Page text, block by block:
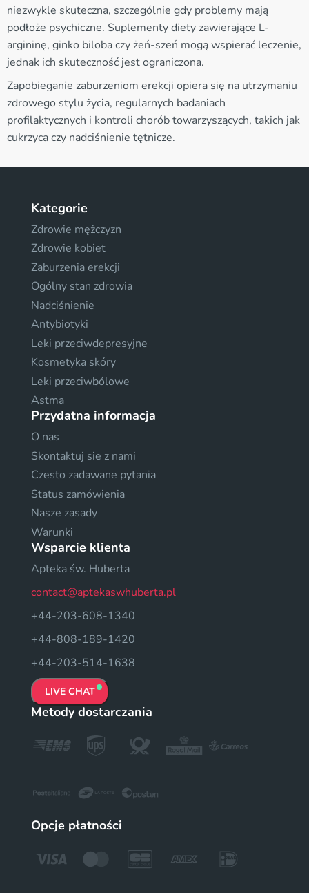
niezwykle skuteczna, szczególnie gdy problemy mają
podłoże psychiczne. Suplementy diety zawierające L-
argininę, ginko biloba czy żeń-szeń mogą wspierać leczenie,
jednak ich skuteczność jest ograniczona.
Zapobieganie zaburzeniom erekcji opiera się na utrzymaniu
zdrowego stylu życia, regularnych badaniach
profilaktycznych i kontroli chorób towarzyszących, takich jak
cukrzyca czy nadciśnienie tętnicze.
Kategorie
Zdrowie mężczyzn
Zdrowie kobiet
Zaburzenia erekcji
Ogólny stan zdrowia
Nadciśnienie
Antybiotyki
Leki przeciwdepresyjne
Kosmetyka skóry
Leki przeciwbólowe
Astma
Przydatna informacja
O nas
Skontaktuj sie z nami
Czesto zadawane pytania
Status zamówienia
Nasze zasady
Warunki
Wsparcie klienta
Apteka św. Huberta
contact@aptekaswhuberta.pl
+44-203-608-1340
+44-808-189-1420
+44-203-514-1638
LIVE CHAT
Metody dostarczania
Opcje płatności